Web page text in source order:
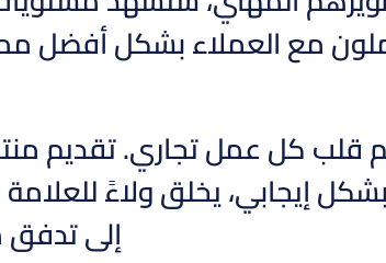
مع العملاء بشكل
قلب كل عمل تجاري. تقديم
إيجابي، يخلق ولاءً
إلى تدفق